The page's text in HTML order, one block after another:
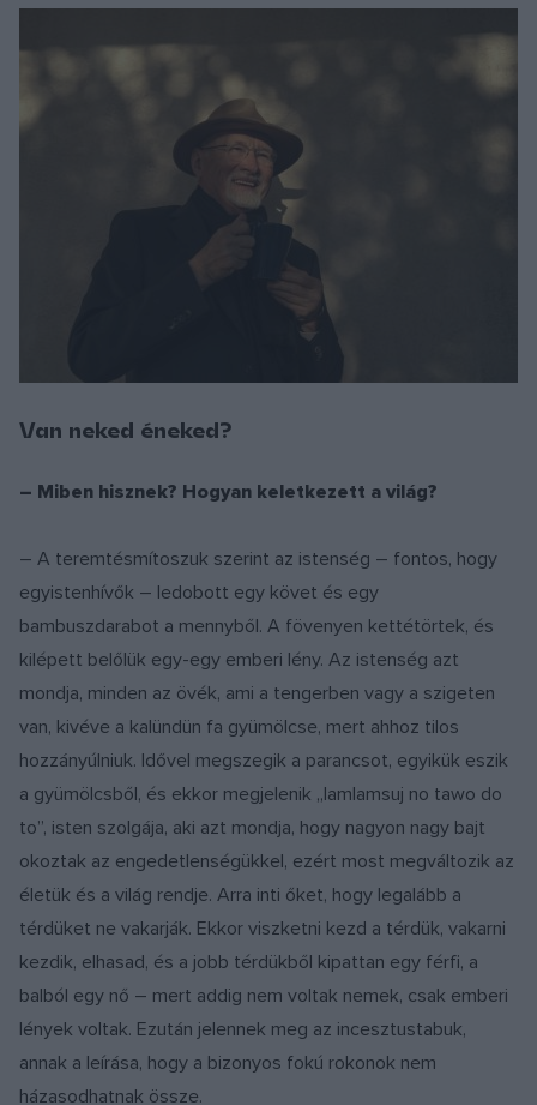
Van neked éneked?
– Miben hisznek? Hogyan keletkezett a világ?
– A teremtésmítoszuk szerint az istenség – fontos, hogy
egyistenhívők – ledobott egy követ és egy
bambuszdarabot a mennyből. A fövenyen kettétörtek, és
kilépett belőlük egy-egy emberi lény. Az istenség azt
mondja, minden az övék, ami a tengerben vagy a szigeten
van, kivéve a kalündün fa gyümölcse, mert ahhoz tilos
hozzányúlniuk. Idővel megszegik a parancsot, egyikük eszik
a gyümölcsből, és ekkor megjelenik „lamlamsuj no tawo do
to”, isten szolgája, aki azt mondja, hogy nagyon nagy bajt
okoztak az engedetlenségükkel, ezért most megváltozik az
életük és a világ rendje. Arra inti őket, hogy legalább a
térdüket ne vakarják. Ekkor viszketni kezd a térdük, vakarni
kezdik, elhasad, és a jobb térdükből kipattan egy férfi, a
balból egy nő – mert addig nem voltak nemek, csak emberi
lények voltak. Ezután jelennek meg az incesztustabuk,
annak a leírása, hogy a bizonyos fokú rokonok nem
házasodhatnak össze.